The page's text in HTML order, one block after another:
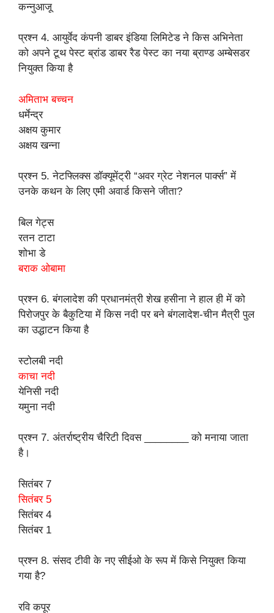
कन्नुआजू
प्रश्न 4. आयुर्वेद कंपनी डाबर इंडिया लिमिटेड ने किस अभिनेता
को अपने टूथ पेस्ट ब्रांड डाबर रैड पेस्ट का नया ब्राण्ड अम्बेसडर
नियुक्त किया है
अमिताभ बच्चन
धर्मेन्द्र
अक्षय कुमार
अक्षय खन्ना
प्रश्न 5. नेटफ्लिक्स डॉक्यूमेंट्री “अवर ग्रेट नेशनल पार्क्स” में
उनके कथन के लिए एमी अवार्ड किसने जीता?
बिल गेट्स
रतन टाटा
शोभा डे
बराक ओबामा
प्रश्न 6. बंगलादेश की प्रधानमंत्री शेख हसीना ने हाल ही में को
पिरोजपुर के बैकुटिया में किस नदी पर बने बंगलादेश-चीन मैत्री पुल
का उद्धाटन किया है
स्टोलबी नदी
काचा नदी
येनिसी नदी
यमुना नदी
प्रश्न 7. अंतर्राष्ट्रीय चैरिटी दिवस ________ को मनाया जाता
है।
सितंबर 7
सितंबर 5
सितंबर 4
सितंबर 1
प्रश्न 8. संसद टीवी के नए सीईओ के रूप में किसे नियुक्त किया
गया है?
रवि कपूर